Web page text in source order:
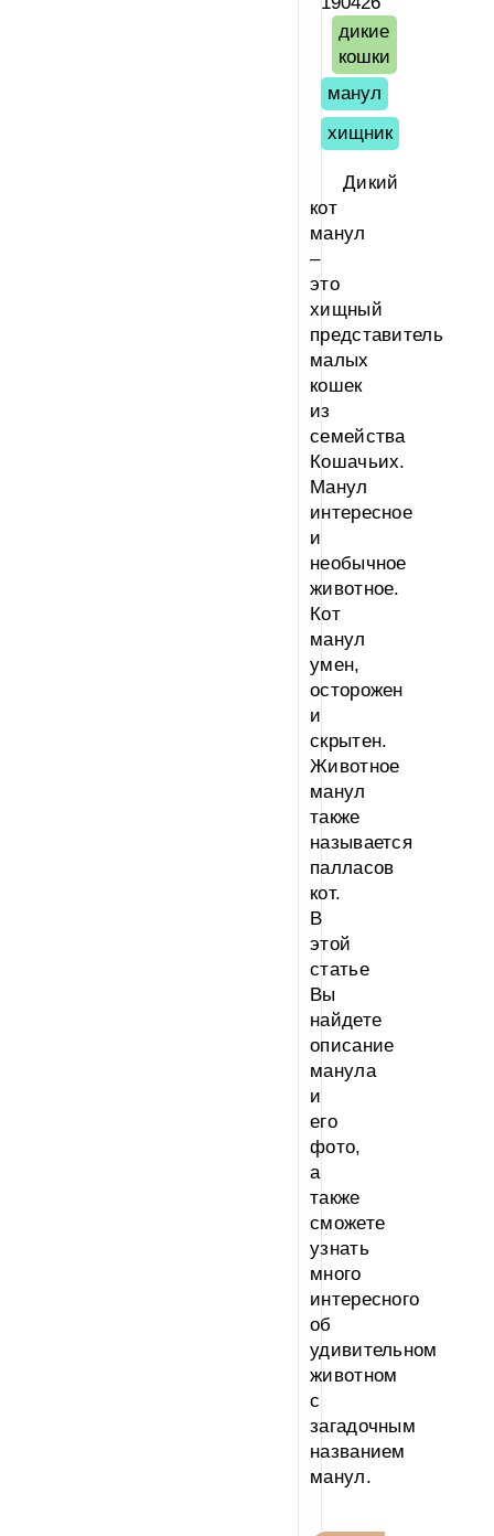
дикие
кошки
манул
хищник
Дикий
кот
манул
–
это
хищный
представитель
малых
кошек
из
семейства
Кошачьих.
Манул
интересное
и
необычное
животное.
Кот
манул
умен,
осторожен
и
скрытен.
Животное
манул
также
называется
палласов
кот.
В
этой
статье
Вы
найдете
описание
манула
и
его
фото,
а
также
сможете
узнать
много
интересного
об
удивительном
животном
с
загадочным
названием
манул.